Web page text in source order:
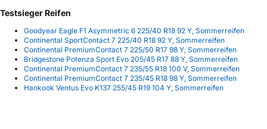
Testsieger Reifen
Goodyear Eagle F1 Asymmetric 6 225/40 R18 92 Y, Sommerreifen
Continental SportContact 7 225/40 R18 92 Y, Sommerreifen
Continental PremiumContact 7 225/50 R17 98 Y, Sommerreifen
Bridgestone Potenza Sport Evo 205/45 R17 88 Y, Sommerreifen
Continental PremiumContact 7 235/55 R18 100 V, Sommerreifen
Continental PremiumContact 7 235/45 R18 98 Y, Sommerreifen
Hankook Ventus Evo K137 255/45 R19 104 Y, Sommerreifen